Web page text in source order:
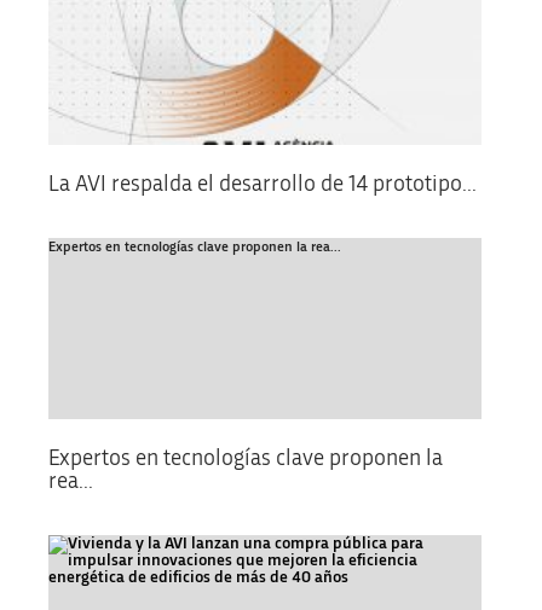
La AVI respalda el desarrollo de 14 prototipo...
Expertos en tecnologías clave proponen la rea...
Expertos en tecnologías clave proponen la
rea...